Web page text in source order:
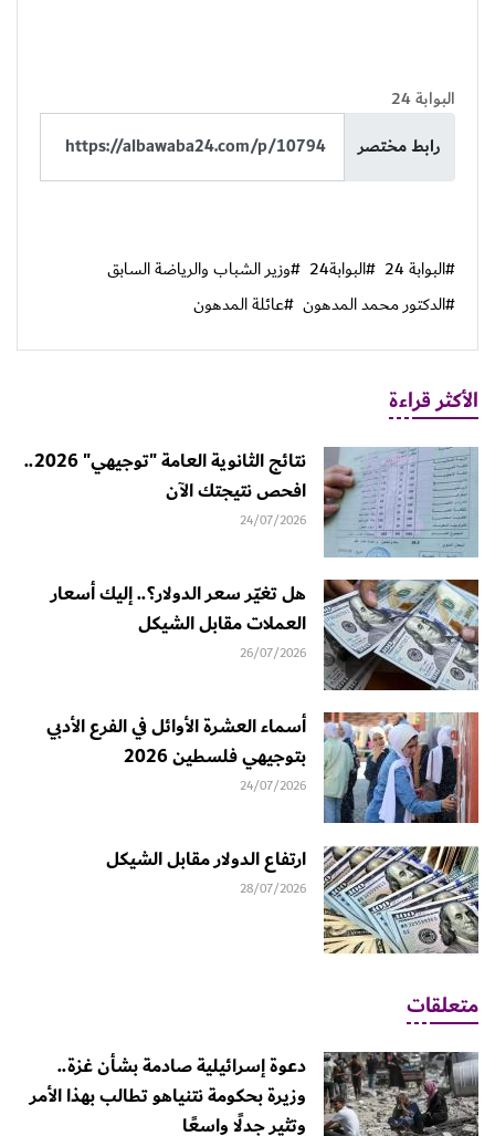
البوابة 24
رابط مختصر
#البوابة 24 #البوابة24
#وزير الشباب والرياضة السابق
#الدكتور محمد المدهون #عائلة المدهون
الأكثر قراءة
نتائج الثانوية العامة "توجيهي" 2026..
افحص نتيجتك الآن
24/07/2026
هل تغيّر سعر الدولار؟.. إليك أسعار
العملات مقابل الشيكل
26/07/2026
أسماء العشرة الأوائل في الفرع الأدبي
بتوجيهي فلسطين 2026
24/07/2026
ارتفاع الدولار مقابل الشيكل
28/07/2026
متعلقات
دعوة إسرائيلية صادمة بشأن غزة..
وزيرة بحكومة نتنياهو تطالب بهذا الأمر
وتثير جدلًا واسعًا